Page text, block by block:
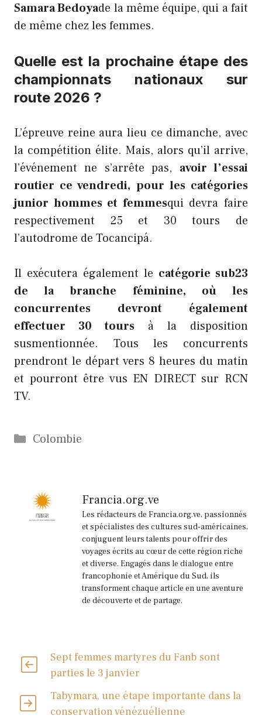
Samara Bedoyade la même équipe, qui a fait
de même chez les femmes.
Quelle est la prochaine étape des
championnats nationaux sur
route 2026 ?
L’épreuve reine aura lieu ce dimanche, avec
la compétition élite. Mais, alors qu’il arrive,
l’événement ne s’arrête pas, avoir l’essai
routier ce vendredi, pour les catégories
junior hommes et femmesqui devra faire
respectivement 25 et 30 tours de
l’autodrome de Tocancipá.
Il exécutera également le catégorie sub23
de la branche féminine, où les
concurrentes devront également
effectuer 30 tours à la disposition
susmentionnée. Tous les concurrents
prendront le départ vers 8 heures du matin
et pourront être vus EN DIRECT sur RCN
TV.
Catégories
Colombie
Francia.org.ve
Les rédacteurs de Francia.org.ve, passionnés
et spécialistes des cultures sud-américaines,
conjuguent leurs talents pour offrir des
voyages écrits au cœur de cette région riche
et diverse. Engagés dans le dialogue entre
francophonie et Amérique du Sud, ils
transforment chaque article en une aventure
de découverte et de partage.
Sept femmes martyres du Fanb sont
parties le 3 janvier
Tabymara, une étape importante dans la
conservation vénézuélienne